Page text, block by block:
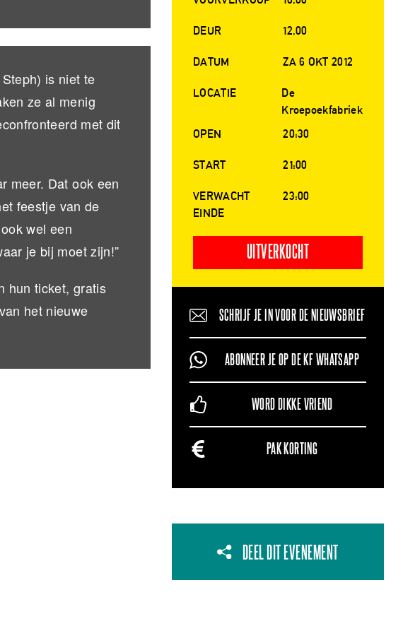
is niet te
ze al menig
met dit
meer. Dat ook een
feestje van de
wel een
je bij moet zijn!”
hun ticket, gratis
het nieuwe
DEUR 12,00
DATUM ZA 6 OKT 2012
LOCATIE
De
Kroepoekfabriek
OPEN
20:30
START 21:00
VERWACHT
EINDE
23:00
UITVERKOCHT
SCHRIJF JE IN VOOR DE NIEUWSBRIEF
ABONNEER JE OP DE KF WHATSAPP
WORD DIKKE VRIEND
PAK KORTING
DEEL DIT EVENEMENT